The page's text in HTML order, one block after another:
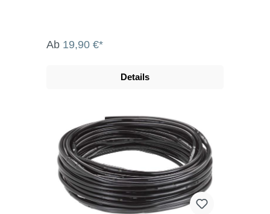
Ab 19,90 €*
Details